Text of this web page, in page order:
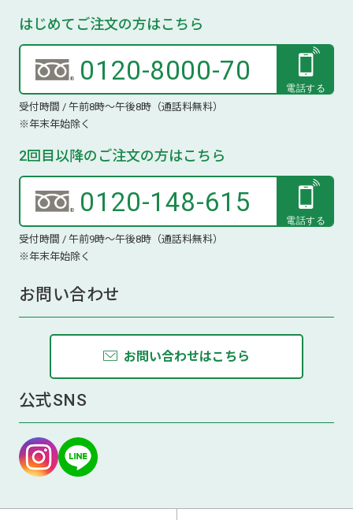
はじめてご注文の方はこちら
0120-8000-70
受付時間 / 午前8時～午後8時（通話料無料）
※年末年始除く
2回目以降のご注文の方はこちら
0120-148-615
受付時間 / 午前9時～午後8時（通話料無料）
※年末年始除く
お問い合わせ
お問い合わせはこちら
公式SNS